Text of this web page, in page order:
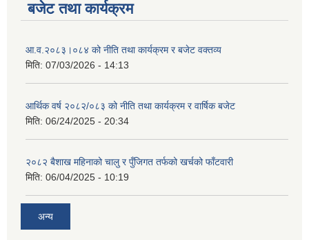
बजेट तथा कार्यक्रम
आ.व.२०८३।०८४ को नीति तथा कार्यक्रम र बजेट वक्तव्य
मिति: 07/03/2026 - 14:13
आर्थिक वर्ष २०८२/०८३ को नीति तथा कार्यक्रम र वार्षिक बजेट
मिति: 06/24/2025 - 20:34
२०८२ बैशाख महिनाको चालु र पुँजिगत तर्फको खर्चको फाँटवारी
मिति: 06/04/2025 - 10:19
अन्य